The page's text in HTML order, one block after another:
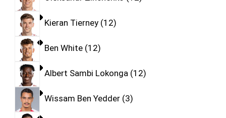
Kieran Tierney 12
Ben White 12
Albert Sambi Lokonga 12
Wissam Ben Yedder 3